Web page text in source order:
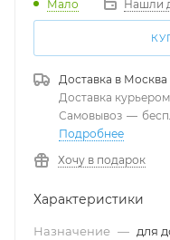
Мало Нашли
Доставка в Москва
Доставка курьером
Самовывоз —
Подробнее
Хочу в подарок
Характеристики
Назначение — для